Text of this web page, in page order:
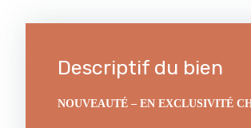
Descriptif du bien
NOUVEAUTÉ – EN EXCLUSIVITÉ